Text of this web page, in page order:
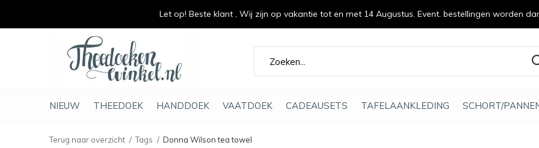
NIEUW THEEDOEK HANDDOEK VAATDOEK CADEAUSETS TAFELAANKLEDING SCHORT/
duurzaam en met liefde gemaakt
Terug naar overzicht Tags Donna Wilson tea towel
Let op! Beste klant , Wij zijn op vakantie tot en met 14 Augustus. Event. bestellingen worden